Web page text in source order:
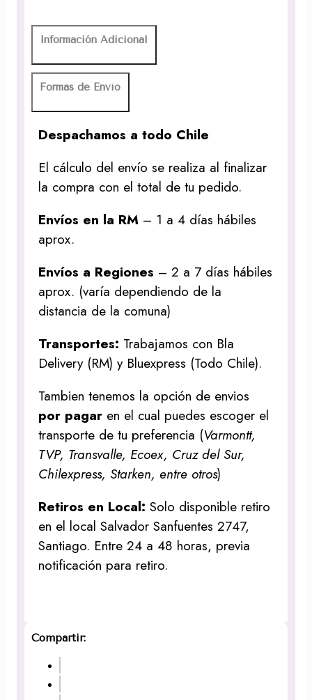
Información Adicional
Formas de Envío
Despachamos a todo Chile
El cálculo del envío se realiza al finalizar
la compra con el total de tu pedido.
Envíos en la RM – 1 a 4 días hábiles
aprox.
Envíos a Regiones – 2 a 7 días hábiles
aprox. (varía dependiendo de la
distancia de la comuna)
Transportes: Trabajamos con Bla
Delivery (RM) y Bluexpress (Todo Chile).
Tambien tenemos la opción de envios
por pagar en el cual puedes escoger el
transporte de tu preferencia (Varmontt,
TVP, Transvalle, Ecoex, Cruz del Sur,
Chilexpress, Starken, entre otros)
Retiros en Local:Solo disponible retiro
en el local Salvador Sanfuentes 2747,
Santiago. Entre 24 a 48 horas, previa
notificación para retiro.
Compartir: